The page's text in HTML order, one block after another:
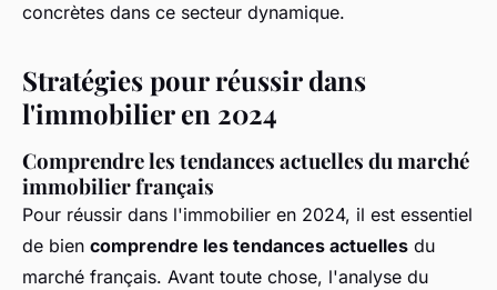
concrètes dans ce secteur dynamique.
Stratégies pour réussir dans
l'immobilier en 2024
Comprendre les tendances actuelles du marché
immobilier français
Pour réussir dans l'immobilier en 2024, il est essentiel
de bien comprendre les tendances actuelles du
marché français. Avant toute chose, l'analyse du